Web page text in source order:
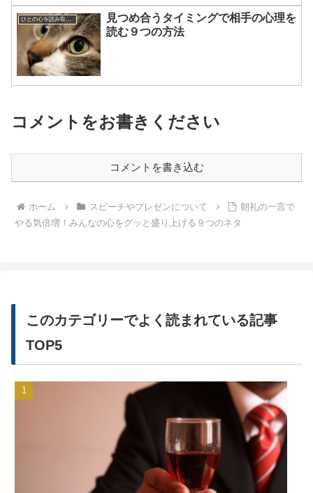
ひとの心を読み取る方法
見つめ合うタイミングで相手の心理を
読む９つの方法
コメントをお書きください
コメントを書き込む
ホーム スピーチやプレゼンについて
朝礼の一言で
やる気倍増！みんなの心をグッと盛り上げる９つのネタ
このカテゴリーでよく読まれている記事
TOP5